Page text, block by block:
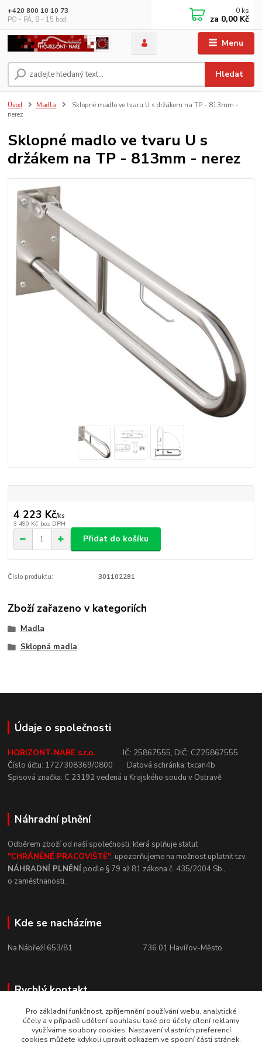
Menu
Hledat
+420 800 10 10 73
PO - PÁ, 8 - 15 hod.
0 ks
za 0,00 Kč
Úvod Madla
Sklopné madlo ve tvaru U s držákem na TP - 813mm -
nerez
Sklopné madlo ve tvaru U s
držákem na TP - 813mm - nerez
4 223 Kč/ks
3 490 Kč bez DPH
Přidat do košíku
Číslo produktu: 301102281
Zboží zařazeno v kategoriích
Madla
Sklopná madla
Údaje o společnosti
HORIZONT-NARE s.r.o. IČ: 25867555, DIČ: CZ25867555
Číslo účtu: 1727308369/0800 Datová schránka: txcan4b
Spisová značka: C 23192vedená u Krajského soudu v Ostravě
Náhradní plnění
Odběrem zboží od naší společnosti, která splňuje statut
"CHRÁNĚNÉ PRACOVIŠTĚ", upozorňujeme na možnost uplatnit tzv.
NÁHRADNÍ PLNĚNÍ podle § 79 až 81 zákona č. 435/2004 Sb.,
o zaměstnanosti.
Kde se nacházíme
Na Nábřeží 653/81 736 01 Havířov-Město
Rychlý kontakt
+420 800 10 10 73
PO - PÁ, 8 - 15 hod.
Pro základní funkčnost, zpříjemnění používání webu, analytické
účely a v případě udělení souhlasu také pro účely cílení reklamy
využíváme soubory cookies. Nastavení vlastních preferencí
cookies můžete kdykoli upravit odkazem ve spodní části stránek.